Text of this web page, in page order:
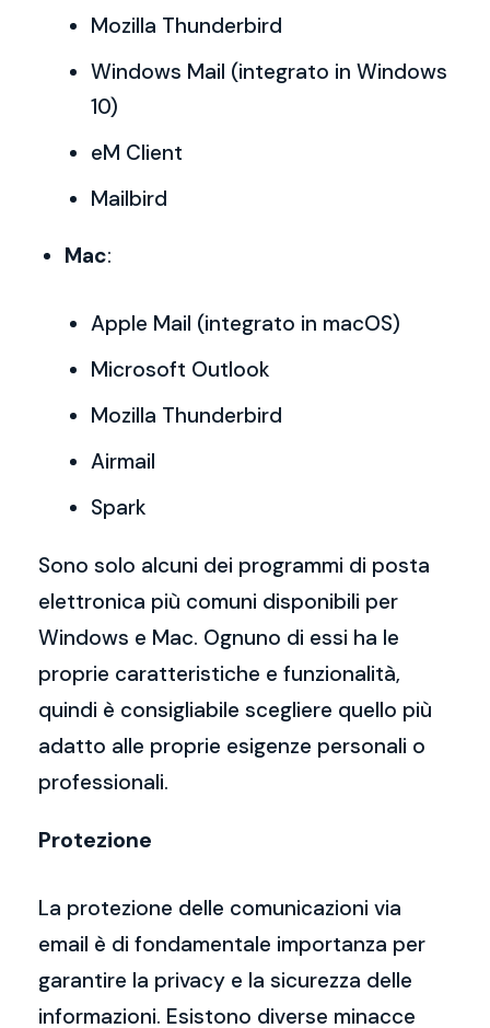
Mozilla Thunderbird
Windows Mail (integrato in Windows
10)
eM Client
Mailbird
Mac:
Apple Mail (integrato in macOS)
Microsoft Outlook
Mozilla Thunderbird
Airmail
Spark
Sono solo alcuni dei programmi di posta
elettronica più comuni disponibili per
Windows e Mac. Ognuno di essi ha le
proprie caratteristiche e funzionalità,
quindi è consigliabile scegliere quello più
adatto alle proprie esigenze personali o
professionali.
Protezione
La protezione delle comunicazioni via
email è di fondamentale importanza per
garantire la privacy e la sicurezza delle
informazioni. Esistono diverse minacce